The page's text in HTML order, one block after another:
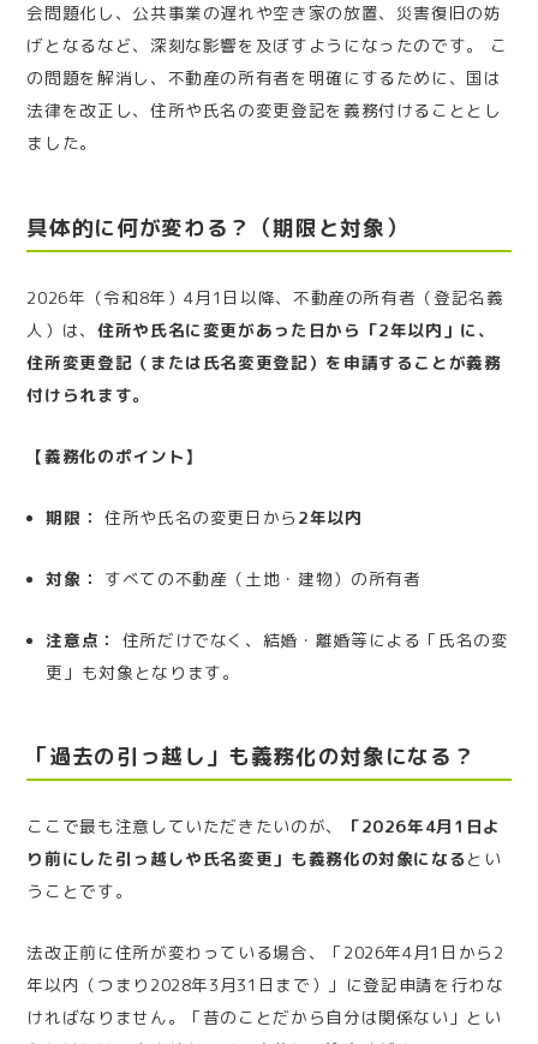
会問題化し、公共事業の遅れや空き家の放置、災害復旧の妨
げとなるなど、深刻な影響を及ぼすようになったのです。 こ
の問題を解消し、不動産の所有者を明確にするために、国は
法律を改正し、住所や氏名の変更登記を義務付けることとし
ました。
具体的に何が変わる？（期限と対象）
2026年（令和8年）4月1日以降、不動産の所有者（登記名義
人）は、 住所や氏名に変更があった日から「2年以内」に、
住所変更登記（または氏名変更登記）を申請することが義務
付けられます。
【義務化のポイント】
期限： 住所や氏名の変更日から 2年以内
対象： すべての不動産（土地・建物）の所有者
注意点：
住所だけでなく、結婚・離婚等による「氏名の変
更」も対象となります。
「過去の引っ越し」も義務化の対象になる？
ここで最も注意していただきたいのが、
「2026年4月1日よ
り前にした引っ越しや氏名変更」も義務化の対象になる とい
うことです。
法改正前に住所が変わっている場合、「2026年4月1日から2
年以内（つまり2028年3月31日まで）」に登記申請を行わな
ければなりません。「昔のことだから自分は関係ない」とい